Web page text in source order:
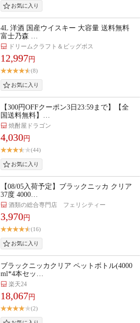
4L 洋酒 国産ウイスキー 大容量 送料無料
富士乃森 …
ドリームクラフト＆ビッグボス
12,997円
(8)
【300円OFFクーポン3日23:59まで】【全
国送料無料】…
焼酎屋ドラゴン
4,030円
(44)
【08/05入荷予定】ブラックニッカ クリア
37度 4000…
酒類の総合専門店 フェリシティー
3,970円
(16)
ブラックニッカクリア ペットボトル(4000
ml*4本セッ…
楽天24
18,067円
(2)